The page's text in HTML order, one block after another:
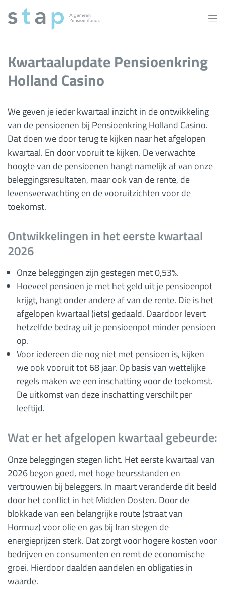
en
naar
Kwartaalupdate Pensioenkring
Holland Casino
We geven je ieder kwartaal inzicht in de ontwikkeling
van de pensioenen bij Pensioenkring Holland Casino.
Dat doen we door terug te kijken naar het afgelopen
kwartaal. En door vooruit te kijken. De verwachte
hoogte van de pensioenen hangt namelijk af van onze
beleggingsresultaten, maar ook van de rente, de
levensverwachting en de vooruitzichten voor de
toekomst.
Ontwikkelingen in het eerste kwartaal
2026
Onze beleggingen zijn gestegen met 0,53%.
Hoeveel pensioen je met het geld uit je pensioenpot
krijgt, hangt onder andere af van de rente. Die is het
afgelopen kwartaal (iets) gedaald. Daardoor levert
hetzelfde bedrag uit je pensioenpot minder pensioen
op.
Voor iedereen die nog niet met pensioen is, kijken
we ook vooruit tot 68 jaar. Op basis van wettelijke
regels maken we een inschatting voor de toekomst.
De uitkomst van deze inschatting verschilt per
leeftijd.
Wat er het afgelopen kwartaal gebeurde:
Onze beleggingen stegen licht. Het eerste kwartaal van
2026 begon goed, met hoge beursstanden en
vertrouwen bij beleggers. In maart veranderde dit beeld
door het conflict in het Midden Oosten. Door de
blokkade van een belangrijke route (straat van
Hormuz) voor olie en gas bij Iran stegen de
energieprijzen sterk. Dat zorgt voor hogere kosten voor
bedrijven en consumenten en remt de economische
groei. Hierdoor daalden aandelen en obligaties in
waarde.